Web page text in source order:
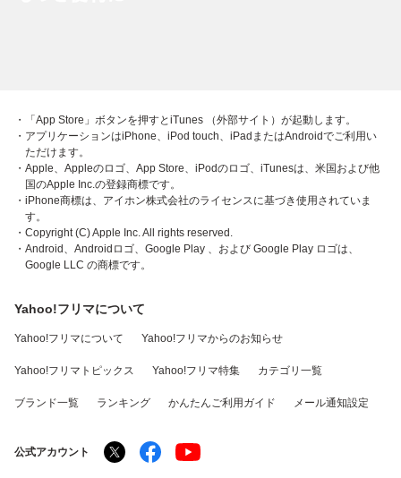
・「App Store」ボタンを押すとiTunes （外部サイト）が起動します。
・アプリケーションはiPhone、iPod touch、iPadまたはAndroidでご利用い
ただけます。
・Apple、Appleのロゴ、App Store、iPodのロゴ、iTunesは、米国および他
国のApple Inc.の登録商標です。
・iPhone商標は、アイホン株式会社のライセンスに基づき使用されていま
す。
・Copyright (C) Apple Inc. All rights reserved.
・Android、Androidロゴ、Google Play 、および Google Play ロゴは、
Google LLC の商標です。
Yahoo!フリマについて
Yahoo!フリマについて Yahoo!フリマからのお知らせ
Yahoo!フリマトピックス Yahoo!フリマ特集 カテゴリ一覧
ブランド一覧 ランキング かんたんご利用ガイド メール通知設定
公式アカウント